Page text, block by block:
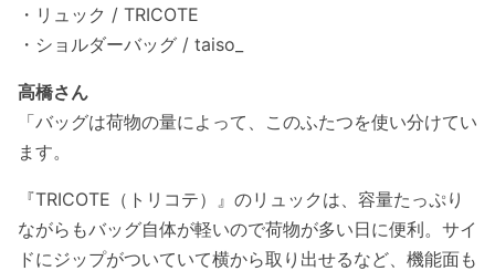
・リュック / TRICOTE
・ショルダーバッグ / taiso_
高橋さん
「バッグは荷物の量によって、このふたつを使い分けてい
ます。
『TRICOTE（トリコテ）』のリュックは、容量たっぷり
ながらもバッグ自体が軽いので荷物が多い日に便利。サイ
ドにジップがついていて横から取り出せるなど、機能面も